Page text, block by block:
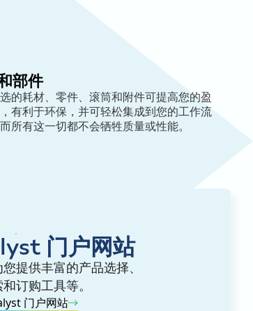
部件
的耗材、零件、滚筒和附件可提高您的盈
有利于环保，并可轻松集成到您的工作流
所有这一切都不会牺牲质量或性能。
门户网站
提供丰富的产品选择、
订购工具等。
门户网站